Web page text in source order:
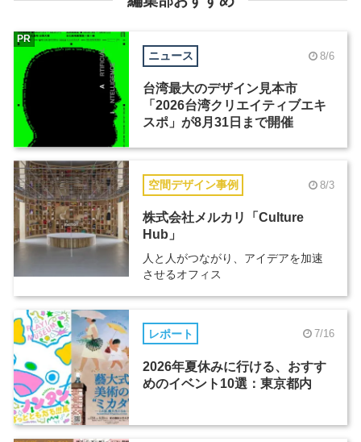
ニュース 8/6
台湾最大のデザイン見本市
「2026台湾クリエイティブエキ
スポ」が8月31日まで開催
PR
空間デザイン事例 8/3
株式会社メルカリ「Culture
Hub」
人と人がつながり、アイデアを加速
させるオフィス
レポート 7/16
2026年夏休みに行ける、おすす
めのイベント10選：東京都内